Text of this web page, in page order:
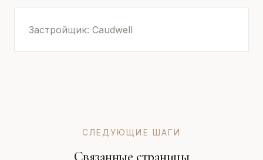
Застройщик: Caudwell
СЛЕДУЮЩИЕ ШАГИ